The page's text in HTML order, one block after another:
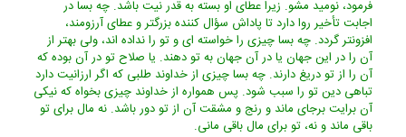
فرمود، نومید مشو. زیرا عطاى او بسته به قدر نیت باشد. چه بسا در
اجابت تأخیر روا دارد تا پاداش سؤال کننده بزرگتر و عطاى آرزومند،
افزونتر گردد. چه بسا چیزى را خواسته اى و تو را نداده اند، ولى بهتر از
آن را در این جهان یا در آن جهان به تو دهند. یا صلاح تو در آن بوده که
آن را از تو دریغ دارند. چه بسا چیزى از خداوند طلبى که اگر ارزانیت دارد
تباهى دین تو را سبب شود. پس همواره از خداوند چیزى بخواه که نیکى
آن برایت برجاى ماند و رنج و مشقت آن از تو دور باشد. نه مال براى تو
باقى ماند و نه، تو براى مال باقى مانى.